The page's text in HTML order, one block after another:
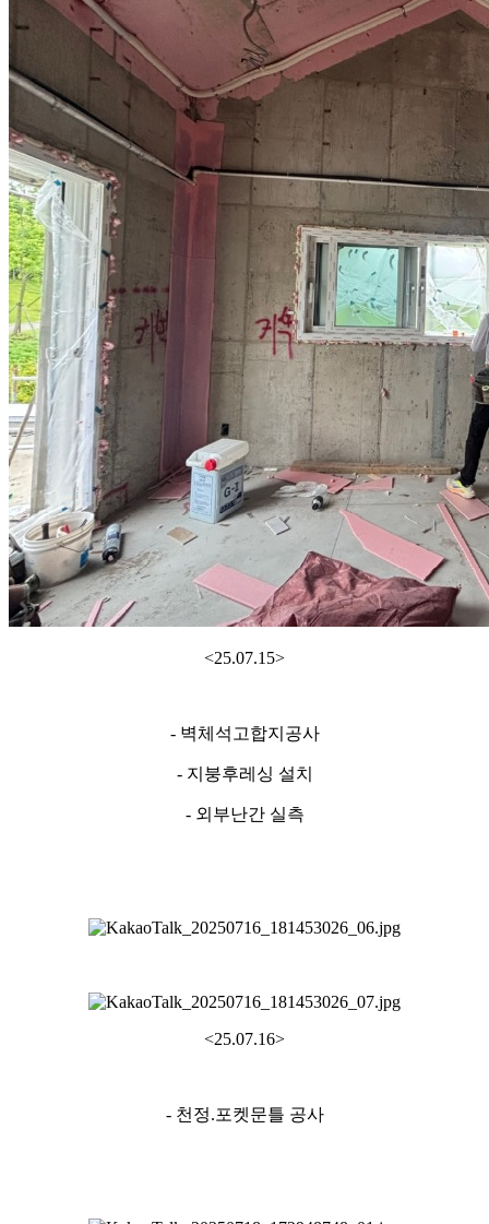
<25.07.15>
- 벽체석고합지공사
- 지붕후레싱 설치
- 외부난간 실측
<25.07.16>
- 천정.포켓문틀 공사